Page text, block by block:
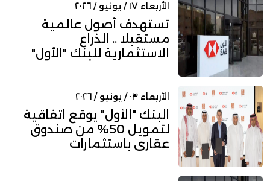
الأربعاء ١٧ / يونيو / ٢٠٢٦
تستهدف أصول عالمية
مستقبلاً .. الذراع
الاستثمارية للبنك "الأول"
الأربعاء ٠٣ / يونيو / ٢٠٢٦
البنك "الأول" يوقع اتفاقية
لتمويل 50% من صندوق
عقاري باستثمارات